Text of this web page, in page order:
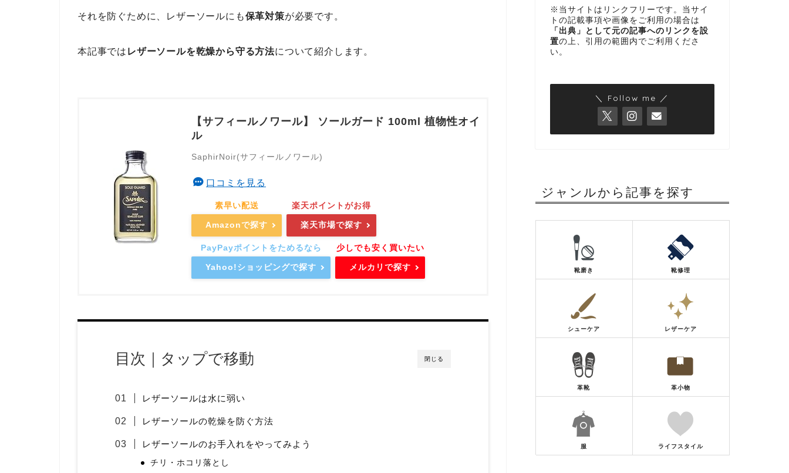
それを防ぐために、レザーソールにも保革対策が必要です。
本記事では レザーソールを乾燥から守る方法について紹介します。
【サフィールノワール】 ソールガード 100ml 植物性オイ
ル
SaphirNoir(サフィールノワール)
口コミを見る
Amazonで探す 楽天市場で探す
Yahoo!ショッピングで探す メルカリで探す
閉じる
目次｜タップで移動
レザーソールは水に弱い
レザーソールの乾燥を防ぐ方法
レザーソールのお手入れをやってみよう
チリ・ホコリ落とし
※当サイトはリンクフリーです。当サイ
トの記載事項や画像をご利用の場合は
「出典」として元の記事へのリンクを設
置の上、引用の範囲内でご利用くださ
い。
＼ Follow me ／
ジャンルから記事を探す
靴磨き 靴修理
シューケア レザーケア
革靴 革小物
服 ライフスタイル